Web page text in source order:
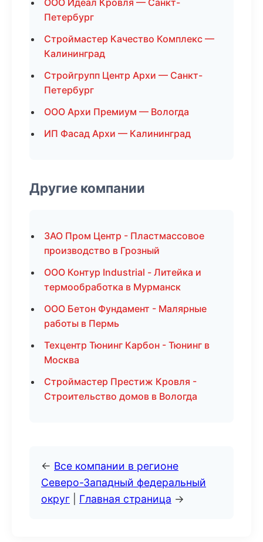
ООО Идеал Кровля — Санкт-
Петербург
Строймастер Качество Комплекс —
Калининград
Стройгрупп Центр Архи — Санкт-
Петербург
ООО Архи Премиум — Вологда
ИП Фасад Архи — Калининград
Другие компании
ЗАО Пром Центр - Пластмассовое
производство в Грозный
ООО Контур Industrial - Литейка и
термообработка в Мурманск
ООО Бетон Фундамент - Малярные
работы в Пермь
Техцентр Тюнинг Карбон - Тюнинг в
Москва
Строймастер Престиж Кровля -
Строительство домов в Вологда
← Все компании в регионе
Северо-Западный федеральный
округ
Главная страница →